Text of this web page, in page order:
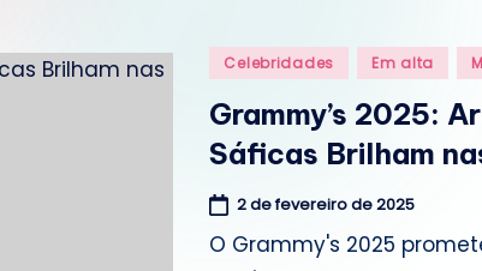
m
.
b
Posted
Celebridades Em alta
Grammy’s 2025:
Sáficas Brilham
2 de fevereiro de 2025
O Grammy's 2025